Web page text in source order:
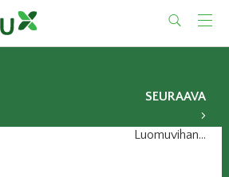
SEURAAVA
Luomuvihanneksia syövillä äideillä vähemmän raskausmyrkytyksiä